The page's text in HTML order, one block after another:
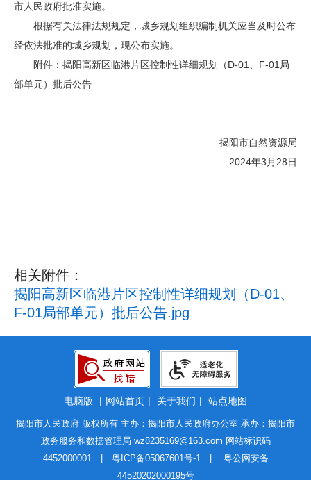
市人民政府批准实施。
根据有关法律法规规定，城乡规划组织编制机关应当及时公布
经依法批准的城乡规划，现公布实施。
附件：揭阳高新区临港片区控制性详细规划（D-01、F-01局
部单元）批后公告
揭阳市自然资源局
2024年3月28日
相关附件：
揭阳高新区临港片区控制性详细规划（D-01、
F-01局部单元）批后公告.jpg
电脑版 | 网站首页 | 关于我们 | 站点地图
揭阳市人民政府 版权所有 主办：揭阳市人民政府办公室 承办：揭阳市
政务服务和数据管理局 wz8235169@163.com 网站标识码
4452000001 | 粤ICP备05067601号-1| 粤公网安备
44520202000195号